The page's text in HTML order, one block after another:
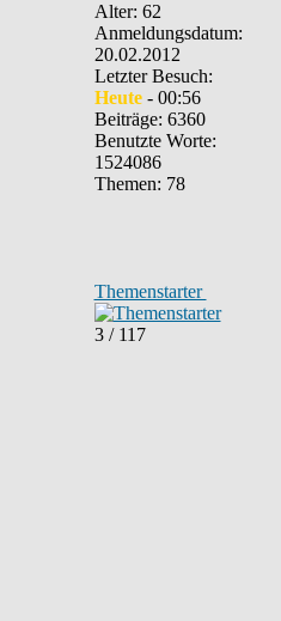
Alter: 62
Anmeldungsdatum:
20.02.2012
Letzter Besuch:
Heute- 00:56
Beiträge: 6360
Benutzte Worte:
1524086
Themen: 78
Themenstarter
3 / 117